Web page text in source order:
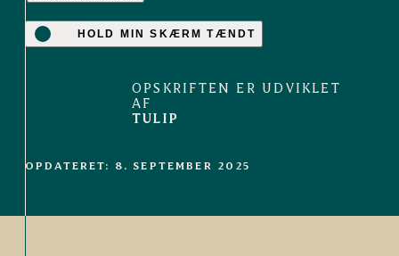
HOLD MIN SKÆRM TÆNDT
OPSKRIFTEN ER UDVIKLET
AF
TULIP
OPDATERET: 8. SEPTEMBER 2025